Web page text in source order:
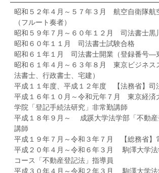
昭和５２年４月～５７年３月 航空自衛隊航
（フルート奏者）
昭和５９年７月～６０年１２月 司法書士黒
昭和６０年１１月 司法書士試験合格
昭和６１年１月 司法書士開業（登録番号―
昭和６１年４月～６３年８月 東京ビジネス
法書士、行政書士、宅建）
平成１１年度、平成１２年度 【法務省】司
平成１６年１０月～令和元年７月 東京経済
学院「登記手続法研究」非常勤講師
平成１８年９月～ 成蹊大学法学部「不動産
講師
平成１９年７月～令和３年７月 【総務省】
平成２０年４月～令和６年３月 駒澤大学法
コース「不動産登記法」指導員
平成３０年４月～令和２年３月 駒澤大学法